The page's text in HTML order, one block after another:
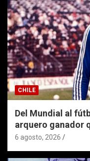
CHILE
Del Mundial al
arquero ganador
6 agosto, 2026